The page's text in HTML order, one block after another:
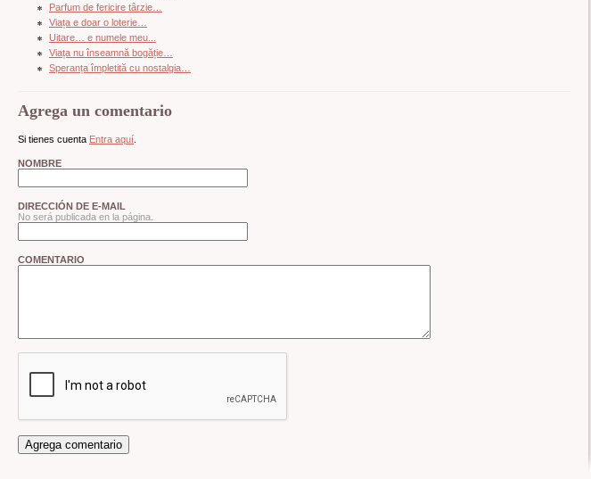
Parfum de fericire târzie…
Viața e doar o loterie…
Uitare… e numele meu...
Viața nu înseamnă bogăție…
Speranța împletită cu nostalgia…
Agrega un comentario
Si tienes cuenta Entra aquí
NOMBRE
DIRECCIÓN DE E-MAIL
No será publicada en la página.
COMENTARIO